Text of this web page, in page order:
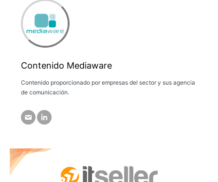
Contenido Mediaware
Contenido proporcionado por empresas del sector y sus agencia
de comunicación.